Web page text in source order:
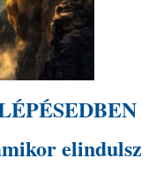
elindulsz